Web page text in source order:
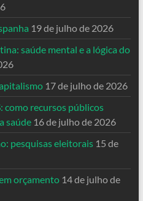
19 de julho de 2026
saúde mental e a lógica do
17 de julho de 2026
como recursos públicos
saúde 16 de julho de 2026
pesquisas eleitorais 15 de
orçamento 14 de julho de